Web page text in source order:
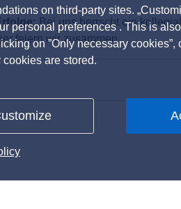
on third-party sites.
personal preferences . This is
on ”Only necessary
cookies are stored.
Bei uns herrscht ein
feiern wir zusammen